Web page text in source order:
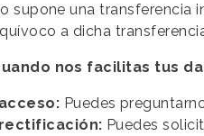
supone una transferencia
a dicha
nos facilitas tus
Puedes
Puedes